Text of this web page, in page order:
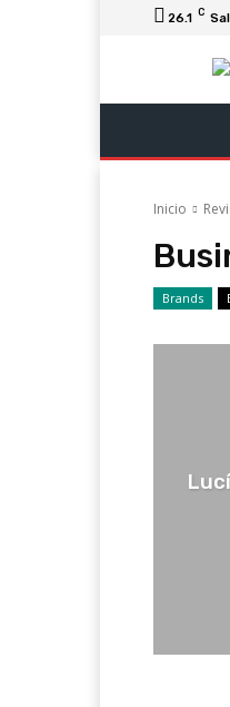
26.1 C
Inicio
Brands